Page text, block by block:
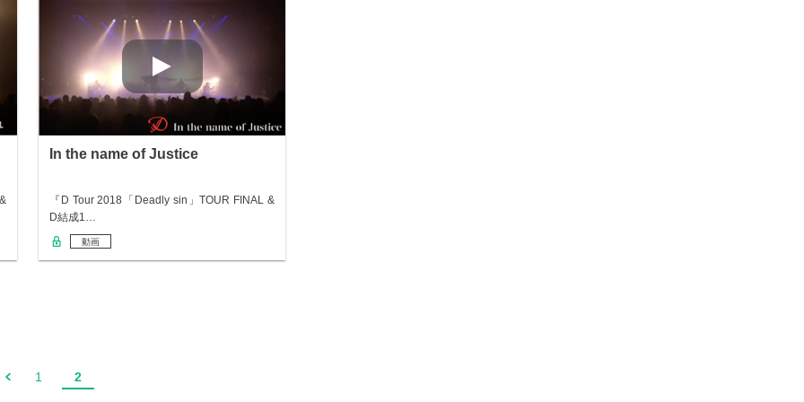
In the name of Justice
『D Tour 2018「Deadly sin」TOUR FINAL &
D結成1…
動画
1 2